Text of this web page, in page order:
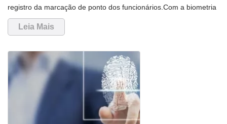
registro da marcação de ponto dos funcionários.Com a biometria
de um colaborador cadastrada no Relógio de Ponto, a empresa
garante maior qualidade e segurança na hora das coletas de
de ponto cartográfico, ou que não possuem leitor biométrico,
funcion
Leia Mais